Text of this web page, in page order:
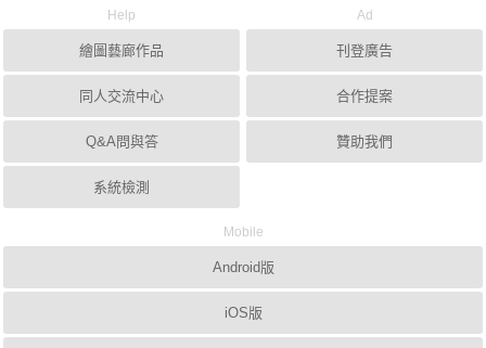
Help
繪圖藝廊作品
同人交流中心
Q&A問與答
系統檢測
Ad
刊登廣告
合作提案
贊助我們
Mobile
Android版
iOS版